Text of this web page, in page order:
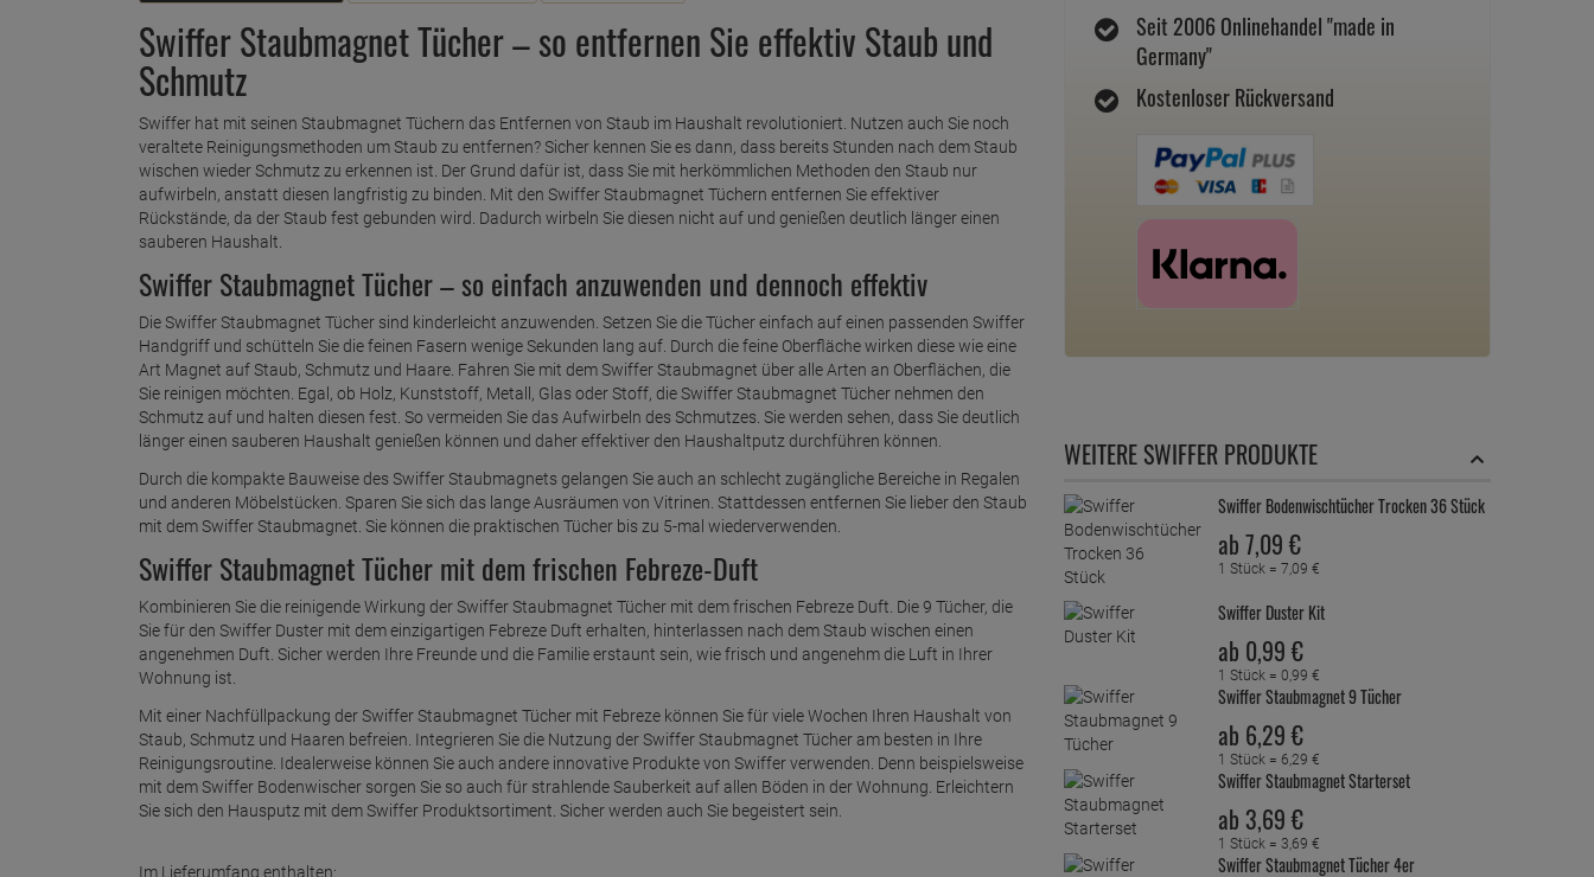
Seit 2006 Onlinehandel "made in
Germany"
Kostenloser Rückversand
WEITERE SWIFFER PRODUKTE
Swiffer Bodenwischtücher Trocken 36 Stück
ab 7,09 €
1 Stück = 7, 09 €
Swiffer Duster Kit
ab 0,99 €
1 Stück = 0, 99 €
Swiffer Staubmagnet 9 Tücher
ab 6,29 €
1 Stück = 6, 29 €
Swiffer Staubmagnet Starterset
ab 3,69 €
1 Stück = 3, 69 €
Swiffer Staubmagnet Tücher 4er
Swiffer Staubmagnet Tücher – so entfernen Sie effektiv Staub und
Schmutz
Swiffer hat mit seinen Staubmagnet Tüchern das Entfernen von Staub im Haushalt revolutioniert. Nutzen auch Sie noch
veraltete Reinigungsmethoden um Staub zu entfernen? Sicher kennen Sie es dann, dass bereits Stunden nach dem Staub
wischen wieder Schmutz zu erkennen ist. Der Grund dafür ist, dass Sie mit herkömmlichen Methoden den Staub nur
aufwirbeln, anstatt diesen langfristig zu binden. Mit den Swiffer Staubmagnet Tüchern entfernen Sie effektiver
Rückstände, da der Staub fest gebunden wird. Dadurch wirbeln Sie diesen nicht auf und genießen deutlich länger einen
sauberen Haushalt.
Swiffer Staubmagnet Tücher – so einfach anzuwenden und dennoch effektiv
Die Swiffer Staubmagnet Tücher sind kinderleicht anzuwenden. Setzen Sie die Tücher einfach auf einen passenden Swiffer
Handgriff und schütteln Sie die feinen Fasern wenige Sekunden lang auf. Durch die feine Oberfläche wirken diese wie eine
Art Magnet auf Staub, Schmutz und Haare. Fahren Sie mit dem Swiffer Staubmagnet über alle Arten an Oberflächen, die
Sie reinigen möchten. Egal, ob Holz, Kunststoff, Metall, Glas oder Stoff, die Swiffer Staubmagnet Tücher nehmen den
Schmutz auf und halten diesen fest. So vermeiden Sie das Aufwirbeln des Schmutzes. Sie werden sehen, dass Sie deutlich
länger einen sauberen Haushalt genießen können und daher effektiver den Haushaltputz durchführen können.
Durch die kompakte Bauweise des Swiffer Staubmagnets gelangen Sie auch an schlecht zugängliche Bereiche in Regalen
und anderen Möbelstücken. Sparen Sie sich das lange Ausräumen von Vitrinen. Stattdessen entfernen Sie lieber den Staub
mit dem Swiffer Staubmagnet. Sie können die praktischen Tücher bis zu 5-mal wiederverwenden.
Swiffer Staubmagnet Tücher mit dem frischen Febreze-Duft
Kombinieren Sie die reinigende Wirkung der Swiffer Staubmagnet Tücher mit dem frischen Febreze Duft. Die 9 Tücher, die
Sie für den Swiffer Duster mit dem einzigartigen Febreze Duft erhalten, hinterlassen nach dem Staub wischen einen
angenehmen Duft. Sicher werden Ihre Freunde und die Familie erstaunt sein, wie frisch und angenehm die Luft in Ihrer
Wohnung ist.
Mit einer Nachfüllpackung der Swiffer Staubmagnet Tücher mit Febreze können Sie für viele Wochen Ihren Haushalt von
Staub, Schmutz und Haaren befreien. Integrieren Sie die Nutzung der Swiffer Staubmagnet Tücher am besten in Ihre
Reinigungsroutine. Idealerweise können Sie auch andere innovative Produkte von Swiffer verwenden. Denn beispielsweise
mit dem Swiffer Bodenwischer sorgen Sie so auch für strahlende Sauberkeit auf allen Böden in der Wohnung. Erleichtern
Sie sich den Hausputz mit dem Swiffer Produktsortiment. Sicher werden auch Sie begeistert sein.
Im Lieferumfang enthalten: